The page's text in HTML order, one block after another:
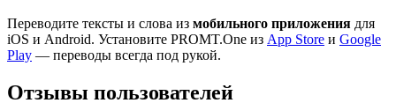
Переводите тексты и слова из мобильного приложения для
iOS и Android. Установите PROMT.One из App Store и Google
Play — переводы всегда под рукой.
Отзывы пользователей